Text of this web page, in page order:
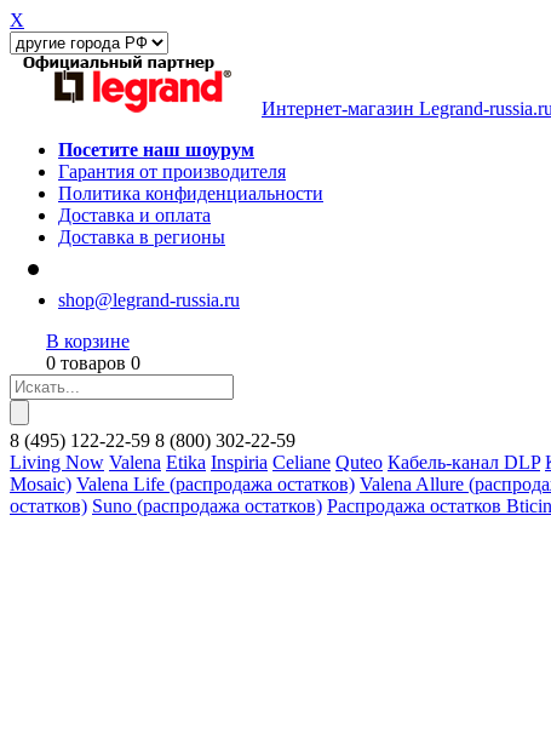
X
Интернет-магазин Legrand-russia.ru
Посетите наш шоурум
Гарантия от производителя
Политика конфиденциальности
Доставка и оплата
Доставка в регионы
shop@legrand-russia.ru
В корзине
0 товаров 0
8 (495) 122-22-59 8 (800) 302-22-59
Living Now Valena Etika Inspiria Celiane Quteo Кабель-канал DLP
Mosaic) Valena Life (распродажа остатков) Valena Allure
остатков) Suno (распродажа остатков) Распродажа остатков